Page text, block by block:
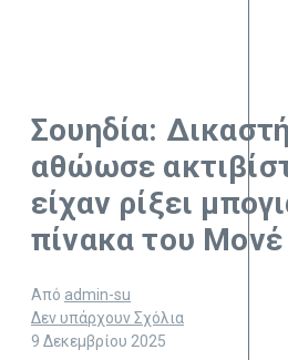
Σουηδία:
αθώωσε
είχαν ρίξει
πίνακα του Μονέ
Από admin-su
Δεν υπάρχουν Σχόλια
9 Δεκεμβρίου 2025